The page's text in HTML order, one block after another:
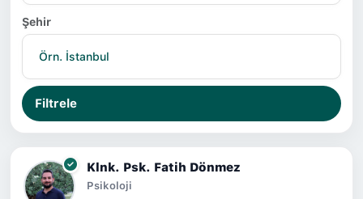
Şehir
Filtrele
Klnk. Psk. Fatih Dönmez
Psikoloji